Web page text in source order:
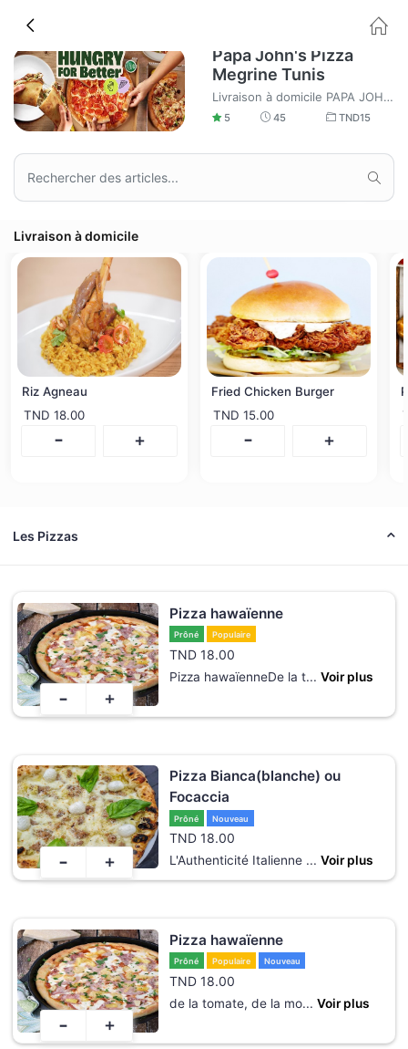
Papa John's Pizza
Megrine Tunis
Livraison à domicile PAPA JOHNS sur le grand Tunis, commandez en ligne vos sandwichs pizzas et Burger.
5 45 TND15
Livraison à domicile
Riz Agneau
TND 18.00
- +
Fried Chicken Burger
TND 15.00
- +
Les Pizzas
Pizza hawaïenne
Prôné Populaire
TND 18.00
Pizza hawaïenneDe la t... Voir plus
- +
Pizza Bianca(blanche) ou
Focaccia
Prôné Nouveau
TND 18.00
L'Authenticité Italienne ... Voir plus
- +
Pizza hawaïenne
Prôné Populaire Nouveau
TND 18.00
de la tomate, de la mo... Voir plus
- +